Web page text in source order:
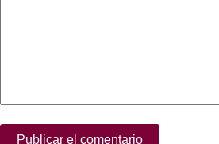
Publicar el comentario